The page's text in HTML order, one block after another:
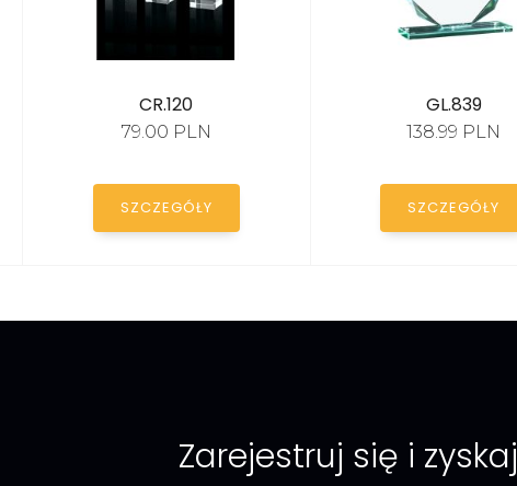
CR.120
79.00 PLN
SZCZEGÓŁY
GL.839
138.99 PLN
SZCZEGÓŁY
Zarejestruj się i zyskaj